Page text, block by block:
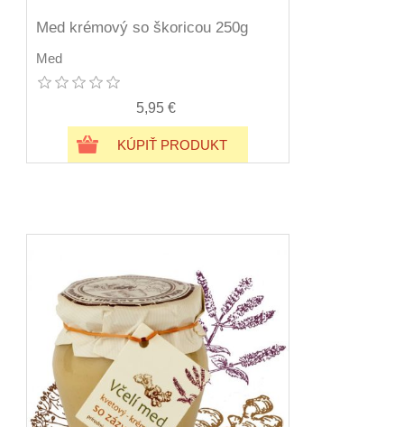
Med krémový so škoricou 250g
Med
5,95 €
KÚPIŤ PRODUKT